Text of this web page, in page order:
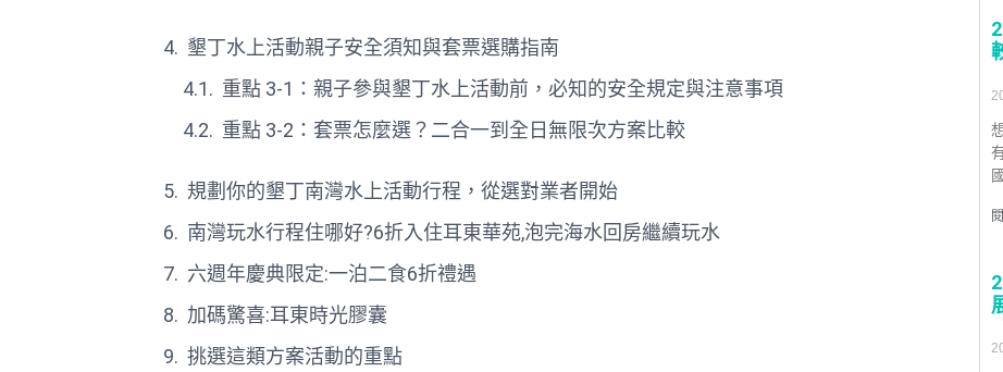
墾丁水上活動親子安全須知與套票選購指南
重點 3-1：親子參與墾丁水上活動前，必知的安全規定與注意事項
重點 3-2：套票怎麼選？二合一到全日無限次方案比較
規劃你的墾丁南灣水上活動行程，從選對業者開始
南灣玩水行程住哪好?6折入住耳東華苑,泡完海水回房繼續玩水
六週年慶典限定:一泊二食6折禮遇
加碼驚喜:耳東時光膠囊
挑選這類方案活動的重點